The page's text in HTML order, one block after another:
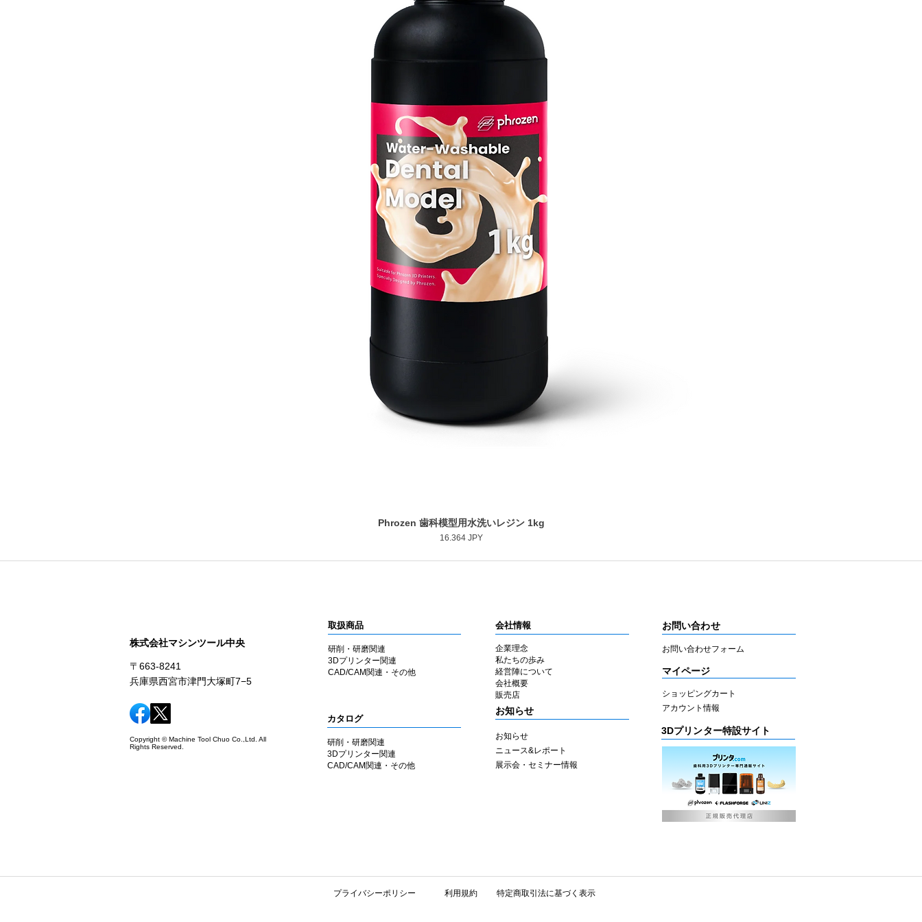
Vista rapida
Phrozen 歯科模型用水洗いレジン 1kg
Prezzo
16.364 JPY
株式会社マシンツール中央
〒663-8241
兵庫県西宮市津門大塚町7−5
Copyright © Machine Tool Chuo Co.,Ltd. All
Rights Reserved.
取扱商品
研削・研磨関連
3Dプリンター関連
CAD/CAM関連・その他
カタログ
研削・研磨関連
3Dプリンター関連
CAD/CAM関連・その他
会社情報
企業理念
私たちの歩み
​経営陣について
会社概要
​販売店
​お知らせ
お知らせ
ニュース&レポート
展示会・セミナー情報
お問い合わせ
お問い合わせフォーム
マイページ
ショッピングカート
アカウント情報
3Dプリンター特設サイト
​プライバシーポリシー 利用規約 特定商取引法に基づく表示